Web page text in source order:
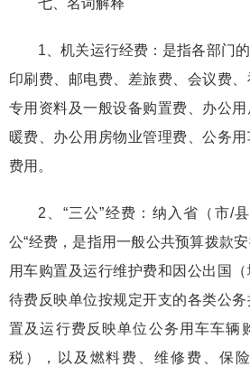
七、名词解释
1、机关运行经费：是指各部门
印刷费、邮电费、差旅费、会议费、
专用资料及一般设备购置费、办公
暖费、办公用房物业管理费、公务
费用。
2、“三公”经费：纳入省（市/
公“经费，是指用一般公共预算拨款
用车购置及运行维护费和因公出国
待费反映单位按规定开支的各类公
置及运行费反映单位公务用车车辆
税），以及燃料费、维修费、保